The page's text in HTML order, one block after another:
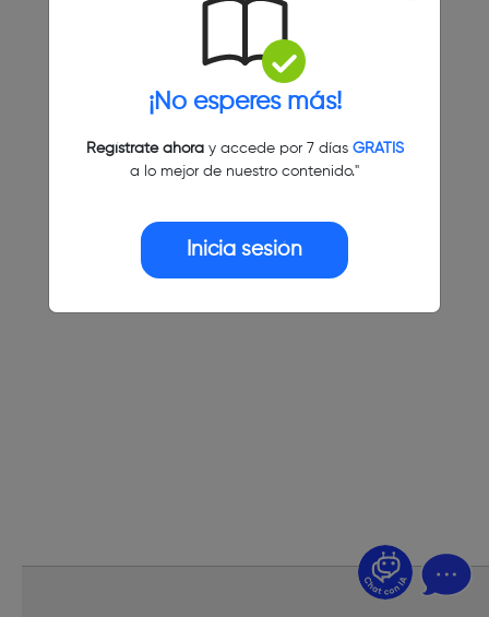
¡No esperes más!
Regístrate ahoray accede por 7 días GRATIS
a lo mejor de nuestro contenido."
Inicia sesión